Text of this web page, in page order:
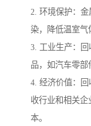
2. 环境保护：
染，降低温室气
3. 工业生产：
品，如汽车零部
4. 经济价值：回
收行业和相关
本。